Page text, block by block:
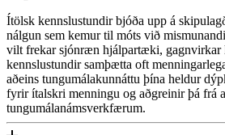
Ítölsk kennslustundir bjóða upp á
nálgun sem kemur til móts við
vilt frekar sjónræn hjálpartæki, gagnvirkar
kennslustundir samþætta oft
aðeins tungumálakunnáttu þína heldur
fyrir ítalskri menningu og aðgreinir þá frá
tungumálanámsverkfærum.